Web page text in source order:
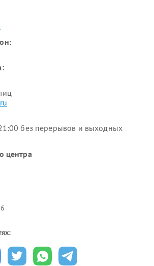
без перерывов и выходных
центра